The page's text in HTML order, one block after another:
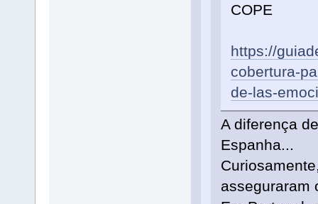
COPE
https://
cobertura-
de-las-
A diferença
Espanha...
asseguraram